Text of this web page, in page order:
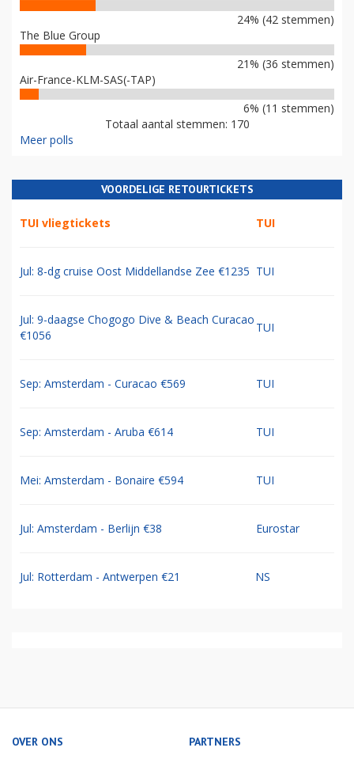
24% (42 stemmen)
The Blue Group
21% (36 stemmen)
Air-France-KLM-SAS(-TAP)
6% (11 stemmen)
Totaal aantal stemmen: 170
Meer polls
VOORDELIGE RETOURTICKETS
TUI vliegtickets TUI
Jul: 8-dg cruise Oost Middellandse Zee €1235 TUI
Jul: 9-daagse Chogogo Dive & Beach Curacao
€1056
TUI
Sep: Amsterdam - Curacao €569 TUI
Sep: Amsterdam - Aruba €614 TUI
Mei: Amsterdam - Bonaire €594 TUI
Jul: Amsterdam - Berlijn €38 Eurostar
Jul: Rotterdam - Antwerpen €21 NS
OVER ONS PARTNERS